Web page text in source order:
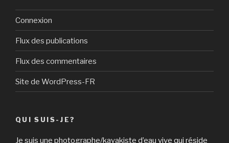
Connexion
Flux des publications
Flux des commentaires
Site de WordPress-FR
QUI SUIS-JE?
Je suis une photographe/kayakiste d’eau vive qui réside